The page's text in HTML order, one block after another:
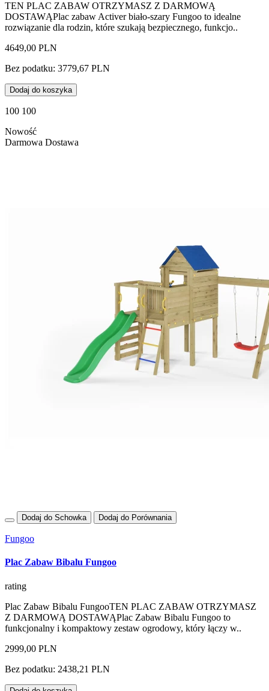
TEN PLAC ZABAW OTRZYMASZ Z DARMOWĄ
DOSTAWĄPlac zabaw Activer biało-szary Fungoo to idealne
rozwiązanie dla rodzin, które szukają bezpiecznego, funkcjo..
4649,00 PLN
Bez podatku: 3779,67 PLN
Dodaj do koszyka
100 100
Nowość
Darmowa Dostawa
Dodaj do Schowka Dodaj do Porównania
Fungoo
Plac Zabaw Bibalu Fungoo
rating
Plac Zabaw Bibalu FungooTEN PLAC ZABAW OTRZYMASZ
Z DARMOWĄ DOSTAWĄPlac Zabaw Bibalu Fungoo to
funkcjonalny i kompaktowy zestaw ogrodowy, który łączy w..
2999,00 PLN
Bez podatku: 2438,21 PLN